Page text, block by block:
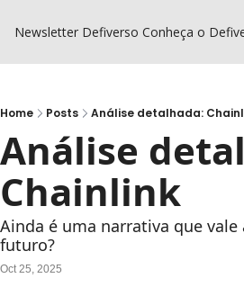
Newsletter Defiverso Conheça o
Home Posts Análise detalhada:
Análise
Chainlink
Ainda é uma narrativa que vale
futuro?
Oct 25, 2025